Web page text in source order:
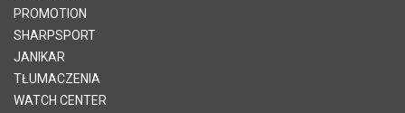
PROMOTION
SHARPSPORT
JANIKAR
TŁUMACZENIA
WATCH CENTER